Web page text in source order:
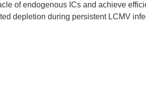
of endogenous ICs and achieve
depletion during persistent LCMV